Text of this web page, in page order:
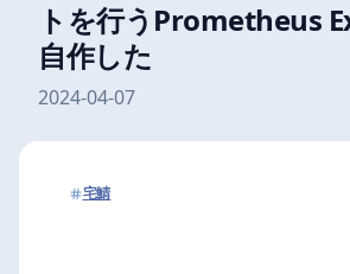
トを行うPrometheus
自作した
2024-04-07
宅鯖